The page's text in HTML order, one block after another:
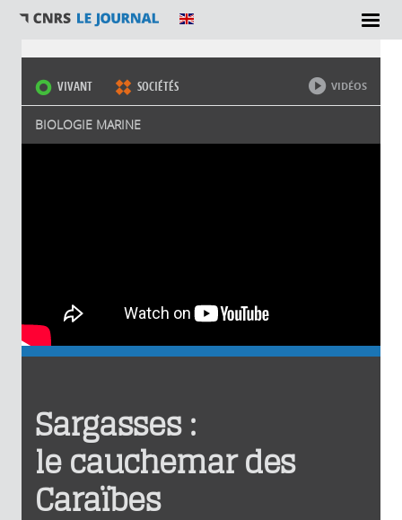
Vous êtes ici
VIVANT SOCIÉTÉS
BIOLOGIE MARINE
VIDÉOS
Sargasses :
le cauchemar des
Caraïbes